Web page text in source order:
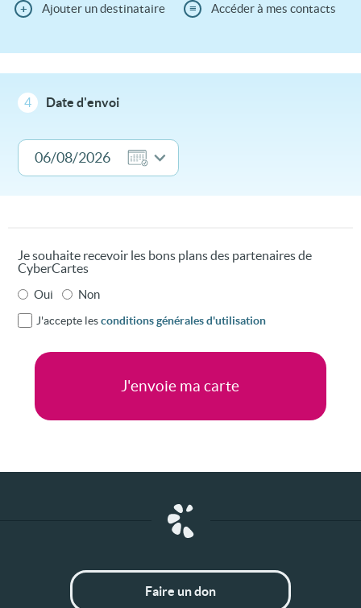
+ Ajouter un destinataire ≡ Accéder à mes contacts
4 Date d'envoi
Je souhaite recevoir les bons plans des partenaires de
CyberCartes
Oui Non
J'accepte lesconditions générales d'utilisation
Faire un don